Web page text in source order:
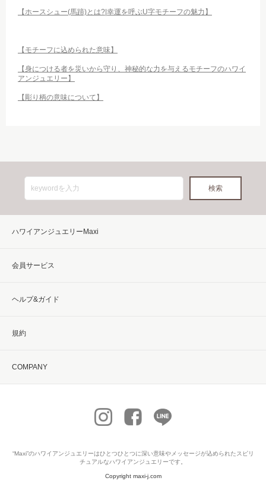
【ホースシュー(馬蹄)とは?|幸運を呼ぶU字モチーフの魅力】
【モチーフに込められた意味】
【身につける者を災いから守り、神秘的な力を与えるモチーフのハワイ
アンジュエリー】
【彫り柄の意味について】
ハワイアンジュエリーMaxi
会員サービス
ヘルプ&ガイド
規約
COMPANY
“Maxi”のハワイアンジュエリーはひとつひとつに深い意味やメッセージが込められたスピリ
チュアルなハワイアンジュエリーです。
Copyright maxi-j.com